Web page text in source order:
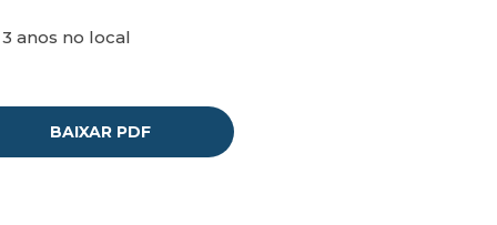
anos no local
BAIXAR PDF